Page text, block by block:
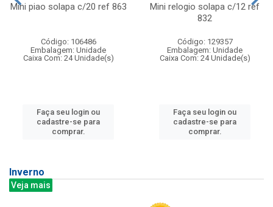
Mini piao solapa c/20 ref 863
Código: 106486
Embalagem: Unidade
Caixa Com: 24 Unidade(s)
Faça seu login ou
cadastre-se para
comprar.
Mini relogio solapa c/12 ref
832
Código: 129357
Embalagem: Unidade
Caixa Com: 24 Unidade(s)
Faça seu login ou
cadastre-se para
comprar.
Inverno
Veja mais